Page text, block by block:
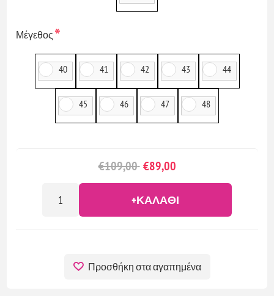
Μέγεθος*
40 41 42 43 44
45 46 47 48
€109,00 €89,00
+ΚΑΛΆΘΙ
Προσθήκη στα αγαπημένα